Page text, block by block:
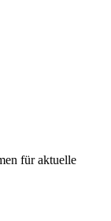
für aktuelle